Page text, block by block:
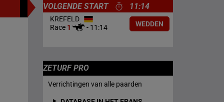
VOLGENDE START 11:14
KREFELD
Race1 - 11:14 WEDDEN
ZETURF PRO
Verrichtingen van alle paarden